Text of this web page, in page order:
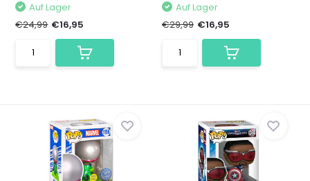
Auf Lager
€24,99 €16,95
Auf Lager
€29,99 €16,95